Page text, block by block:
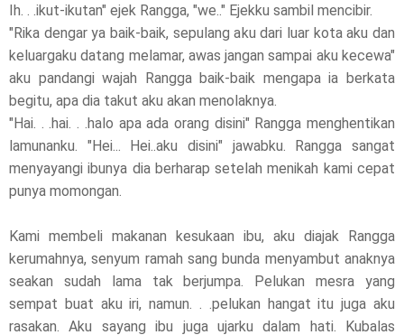
Ih. . .ikut-ikutan" ejek Rangga, "we.." Ejekku sambil mencibir.
"Rika dengar ya baik-baik, sepulang aku dari luar kota aku dan
keluargaku datang melamar, awas jangan sampai aku kecewa"
aku pandangi wajah Rangga baik-baik mengapa ia berkata
begitu, apa dia takut aku akan menolaknya.
"Hai. . .hai. . .halo apa ada orang disini" Rangga menghentikan
lamunanku. "Hei... Hei..aku disini" jawabku. Rangga sangat
menyayangi ibunya dia berharap setelah menikah kami cepat
punya momongan.
Kami membeli makanan kesukaan ibu, aku diajak Rangga
kerumahnya, senyum ramah sang bunda menyambut anaknya
seakan sudah lama tak berjumpa. Pelukan mesra yang
sempat buat aku iri, namun. . .pelukan hangat itu juga aku
rasakan. Aku sayang ibu juga ujarku dalam hati. Kubalas